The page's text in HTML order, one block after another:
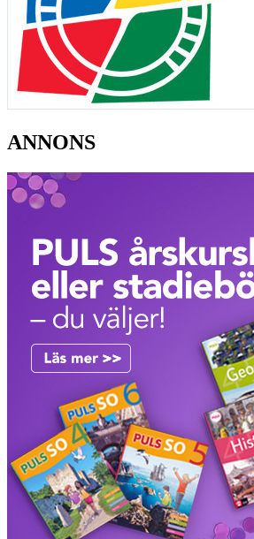
ANNONS